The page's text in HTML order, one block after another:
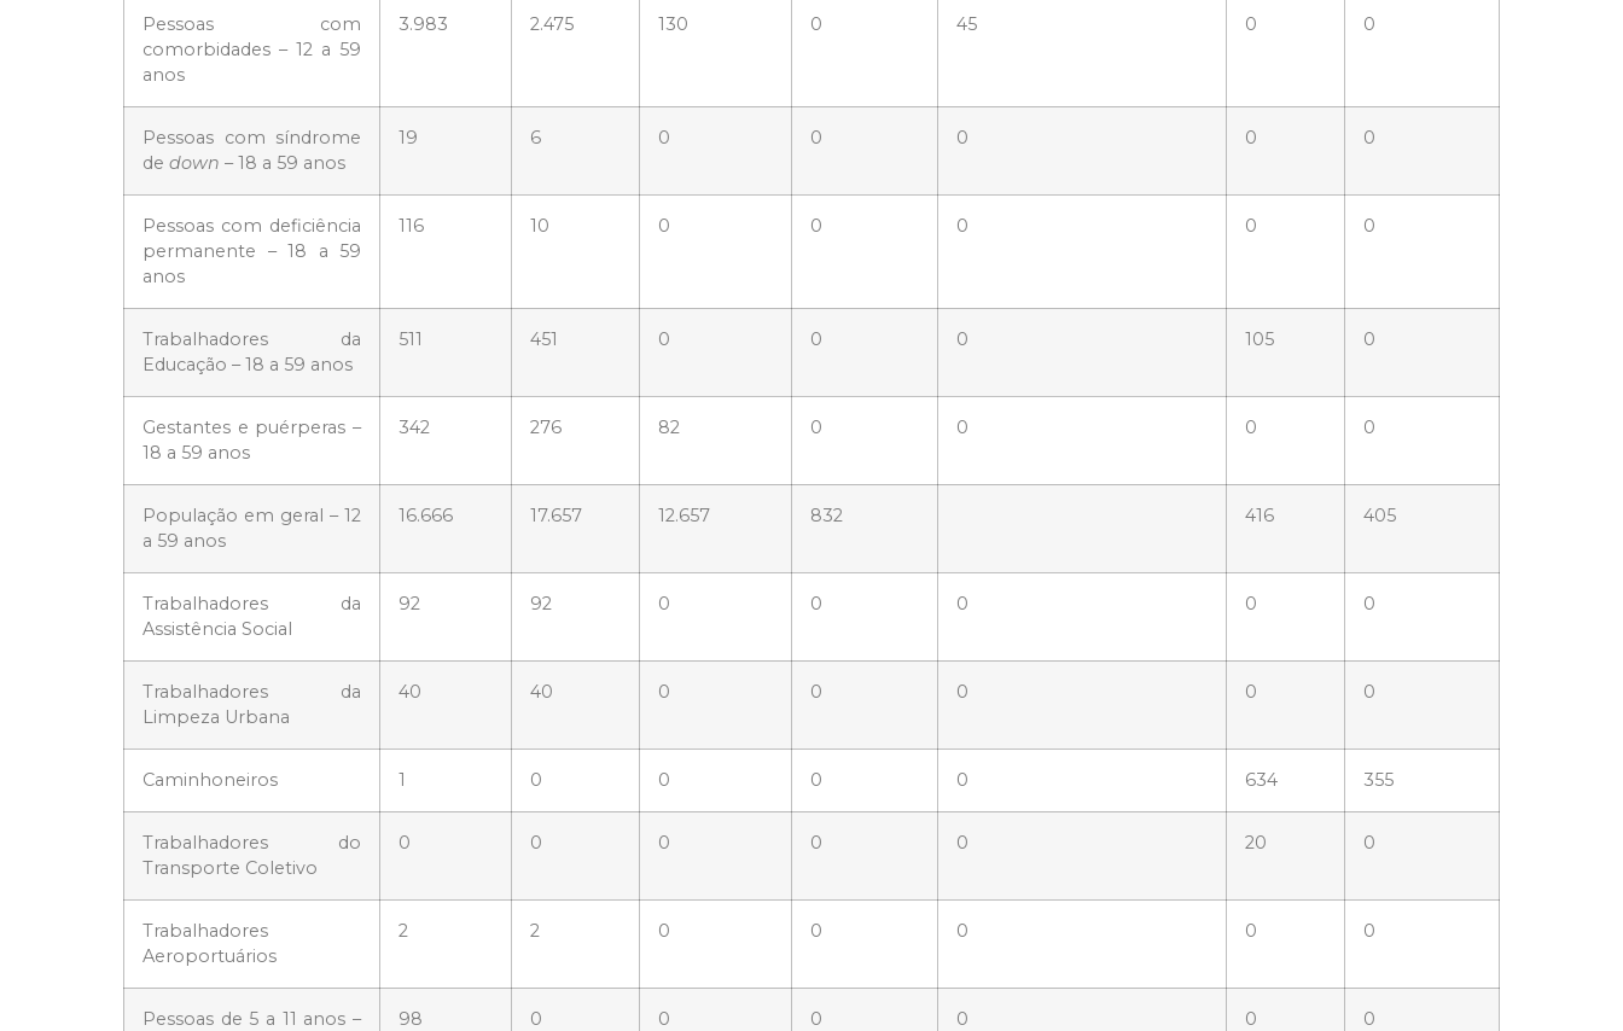
Pessoas com
comorbidades – 12 a 59
anos
3.983 2.475 130 0 45 0 0
Pessoas com síndrome
de down – 18 a 59 anos
19 6 0 0 0 0 0
Pessoas com deficiência
permanente – 18 a 59
anos
116 10 0 0 0 0 0
Trabalhadores da
Educação – 18 a 59 anos
511 451 0 0 0 105 0
Gestantes e puérperas –
18 a 59 anos
342 276 82 0 0 0 0
População em geral – 12
a 59 anos
16.666 17.657 12.657 832 416 405
Trabalhadores da
Assistência Social
92 92 0 0 0 0 0
Trabalhadores da
Limpeza Urbana
40 40 0 0 0 0 0
Caminhoneiros 1 0 0 0 0 634 355
Trabalhadores do
Transporte Coletivo
0 0 0 0 0 20 0
Trabalhadores
Aeroportuários
2 2 0 0 0 0 0
Pessoas de 5 a 11 anos –
98 0 0 0 0 0 0